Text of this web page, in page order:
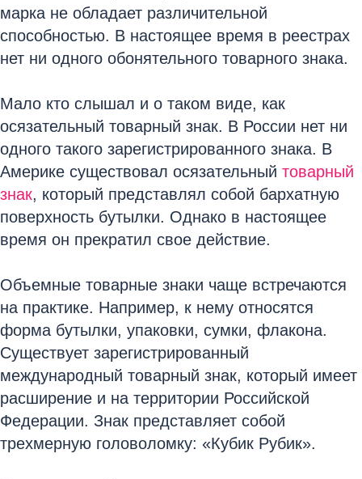
марка не обладает различительной
способностью. В настоящее время в реестрах
нет ни одного обонятельного товарного знака.
Мало кто слышал и о таком виде, как
осязательный товарный знак. В России нет ни
одного такого зарегистрированного знака. В
Америке существовал осязательный товарный
знак, который представлял собой бархатную
поверхность бутылки. Однако в настоящее
время он прекратил свое действие.
Объемные товарные знаки чаще встречаются
на практике. Например, к нему относятся
форма бутылки, упаковки, сумки, флакона.
Существует зарегистрированный
международный товарный знак, который имеет
расширение и на территории Российской
Федерации. Знак представляет собой
трехмерную головоломку: «Кубик Рубик».